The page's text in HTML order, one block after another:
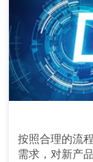
按照合理的流
需求，对新产